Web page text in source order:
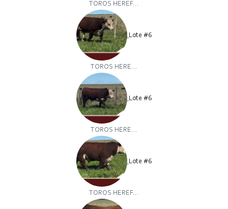
TOROS HEREF...
Lote #6
TOROS HERE...
Lote #6
TOROS HERE...
Lote #6
TOROS HEREF...